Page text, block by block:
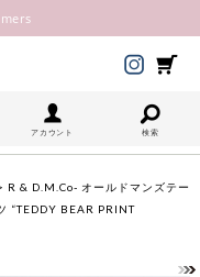
アカウント 検索
R & D.M.Co- オールドマンズテー
“TEDDY BEAR PRINT